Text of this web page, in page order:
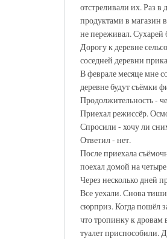
отстреливали их. Раз в
продуктами в магазин
не переживал. Сухарей
Дорогу к деревне
соседней деревни
В феврале месяце мне
деревне будут съёмки
Продолжительность -
Приехал режиссёр.
Спросили - хочу ли
Ответил - нет.
После приехала
поехал домой на
Через несколько дней
Все уехали. Снова
сюрприз. Когда пошёл
что тропинку к
туалет приспособили.